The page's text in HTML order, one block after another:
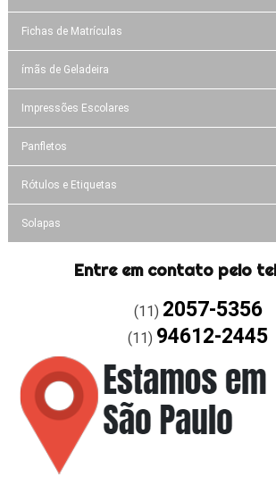
Fichas de Matrículas
ímãs de Geladeira
Impressões Escolares
Panfletos
Rótulos e Etiquetas
Solapas
Entre em contato pelo
(11) 2057-5356
(11) 94612-2445